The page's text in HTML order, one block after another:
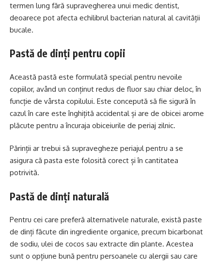
termen lung fără supravegherea unui medic dentist,
deoarece pot afecta echilibrul bacterian natural al cavității
bucale.
Pastă de dinți pentru copii
Această pastă este formulată special pentru nevoile
copiilor, având un conținut redus de fluor sau chiar deloc, în
funcție de vârsta copilului. Este concepută să fie sigură în
cazul în care este înghițită accidental și are de obicei arome
plăcute pentru a încuraja obiceiurile de periaj zilnic.
Părinții ar trebui să supravegheze periajul pentru a se
asigura că pasta este folosită corect și în cantitatea
potrivită.
Pastă de dinți naturală
Pentru cei care preferă alternativele naturale, există paste
de dinți făcute din ingrediente organice, precum bicarbonat
de sodiu, ulei de cocos sau extracte din plante. Acestea
sunt o opțiune bună pentru persoanele cu alergii sau care